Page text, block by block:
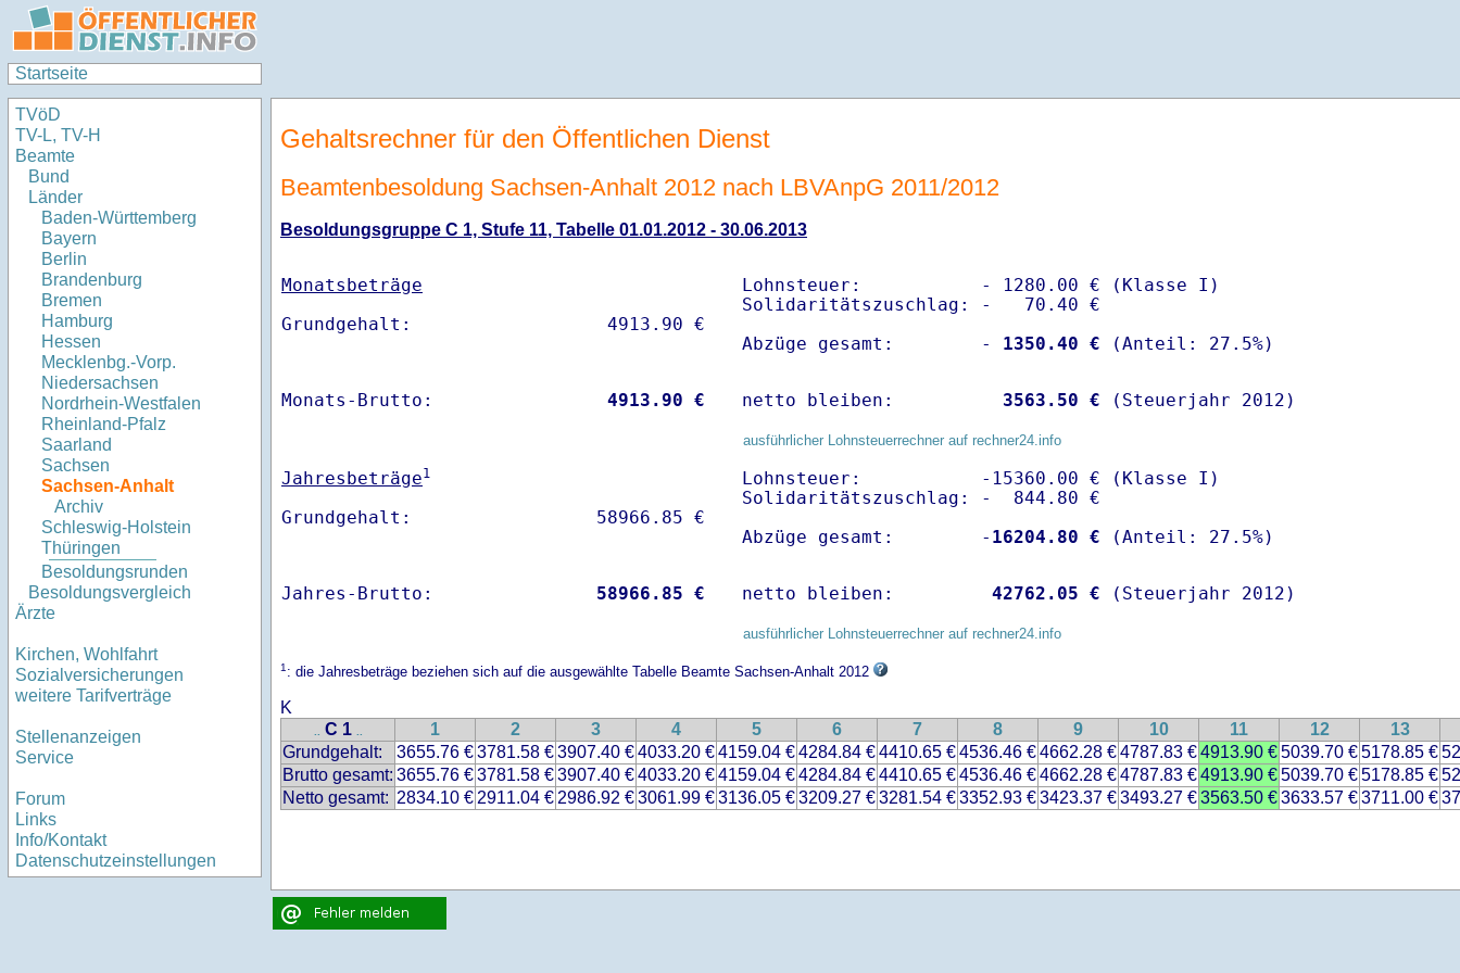
Startseite
TVöD
TV-L, TV-H
Beamte
Bund
Länder
Baden-Württemberg
Bayern
Berlin
Brandenburg
Bremen
Hamburg
Hessen
Mecklenbg.-Vorp.
Niedersachsen
Nordrhein-Westfalen
Rheinland-Pfalz
Saarland
Sachsen
Sachsen-Anhalt
Archiv
Schleswig-Holstein
Thüringen
Besoldungsrunden
Besoldungsvergleich
Ärzte
Kirchen, Wohlfahrt
Sozialversicherungen
weitere Tarifverträge
Stellenanzeigen
Service
Forum
Links
Info/Kontakt
Datenschutzeinstellungen
Gehaltsrechner für den Öffentlichen Dienst
Beamtenbesoldung Sachsen-Anhalt 2012 nach LBVAnpG 2011/2012
Besoldungsgruppe C 1, Stufe 11, Tabelle 01.01.2012 - 30.06.2013
Monatsbeträge
Lohnsteuer:           - 1280.00 € (Klasse I)
Solidaritätszuschlag: -   70.40 €
Abzüge gesamt:        -
1350.40 €
Monats-Brutto: 4913.90 € netto bleiben: 3563.50 € (Steuerjahr 2012)
ausführlicher Lohnsteuerrechner auf rechner24.info
Jahresbeträge1
Lohnsteuer:           -15360.00 € (Klasse I)
Solidaritätszuschlag: -  844.80 €
Abzüge gesamt:        - 16204.80 €
Jahres-Brutto: 58966.85 € netto bleiben: 42762.05 € (Steuerjahr 2012)
ausführlicher Lohnsteuerrechner auf rechner24.info
1: die Jahresbeträge beziehen sich auf die ausgewählte Tabelle Beamte Sachsen-Anhalt 2012
K
.. C 1 .. 1 2 3 4 5 6 7 8 9 10 11 12
13
Grundgehalt:
3655.76 €3781.58 €3907.40 €4033.20 €4159.04 €4284.84 €4410.65 €4536.46 €4662.28 €4787.83 €4913.90 €5039.70 €5178.85 €
Brutto gesamt: 3655.76 €3781.58 €3907.40 €4033.20 €4159.04 €4284.84 €4410.65 €4536.46 €4662.28 €4787.83 €4913.90 €5039.70 €5178.85 €
Netto gesamt: 2834.10 € 2911.04 € 2986.92 €3061.99 €3136.05 €3209.27 €3281.54 €3352.93 €3423.37 €3493.27 €3563.50 €3633.57 €3711.00 €